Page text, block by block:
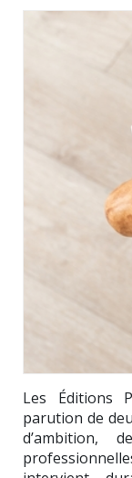
Les Éditions
parution de
d’ambition,